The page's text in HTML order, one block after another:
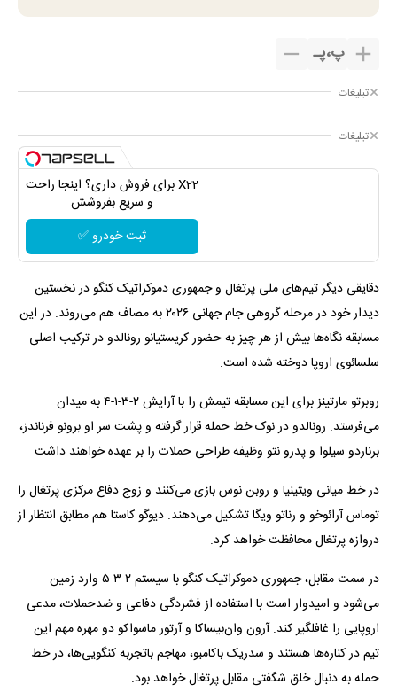
پ،پـ
تبلیغات
تبلیغات
X22 برای فروش داری؟ اینجا راحت
و سریع بفروشش
ثبت خودرو ✅
دقایقی دیگر تیم‌های ملی پرتغال و جمهوری دموکراتیک کنگو در نخستین
دیدار خود در مرحله گروهی جام جهانی ۲۰۲۶ به مصاف هم می‌روند. در این
مسابقه نگاه‌ها بیش از هر چیز به حضور کریستیانو رونالدو در ترکیب اصلی
سلسائوی اروپا دوخته شده است.
روبرتو مارتینز برای این مسابقه تیمش را با آرایش ۲-۳-۱-۴ به میدان
می‌فرستد. رونالدو در نوک خط حمله قرار گرفته و پشت سر او برونو فرناندز،
برناردو سیلوا و پدرو نتو وظیفه طراحی حملات را بر عهده خواهند داشت.
در خط میانی ویتینیا و روبن نوس بازی می‌کنند و زوج دفاع مرکزی پرتغال را
توماس آرائوخو و رناتو ویگا تشکیل می‌دهند. دیوگو کاستا هم مطابق انتظار از
دروازه پرتغال محافظت خواهد کرد.
در سمت مقابل، جمهوری دموکراتیک کنگو با سیستم ۲-۳-۵ وارد زمین
می‌شود و امیدوار است با استفاده از فشردگی دفاعی و ضدحملات، مدعی
اروپایی را غافلگیر کند. آرون وان‌بیساکا و آرتور ماسواکو دو مهره مهم این
تیم در کناره‌ها هستند و سدریک باکامبو، مهاجم باتجربه کنگویی‌ها، در خط
حمله به دنبال خلق شگفتی مقابل پرتغال خواهد بود.